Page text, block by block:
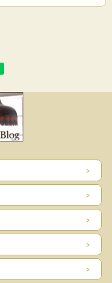
がリボンやお花でデコレーシ
に参加しているのでしょう
参照）その他、目立つダメージ